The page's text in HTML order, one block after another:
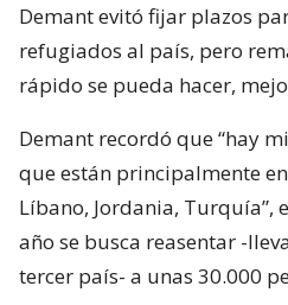
Demant evitó fijar plazos
refugiados al país, pero
rápido se pueda hacer,
Demant recordó que “hay
que están principalmente
Líbano, Jordania, Turquía”,
año se busca reasentar -
tercer país- a unas 30.000